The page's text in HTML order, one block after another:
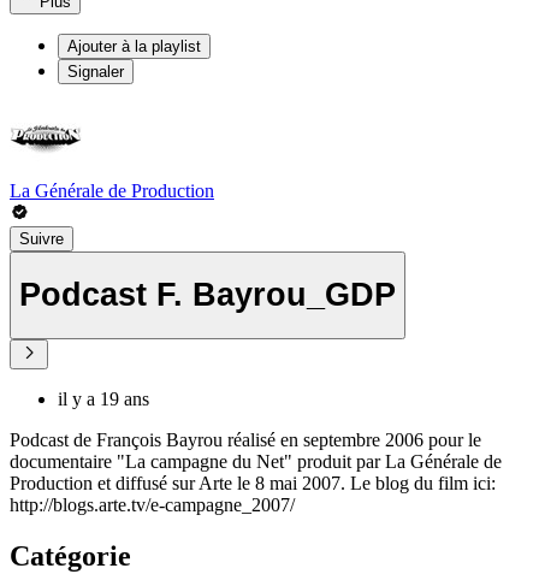
Ajouter à la playlist
Signaler
La Générale de Production
Suivre
Podcast F. Bayrou_GDP
il y a 19 ans
Podcast de François Bayrou réalisé en septembre 2006 pour le
documentaire "La campagne du Net" produit par La Générale de
Production et diffusé sur Arte le 8 mai 2007. Le blog du film ici:
http://blogs.arte.tv/e-campagne_2007/
Catégorie